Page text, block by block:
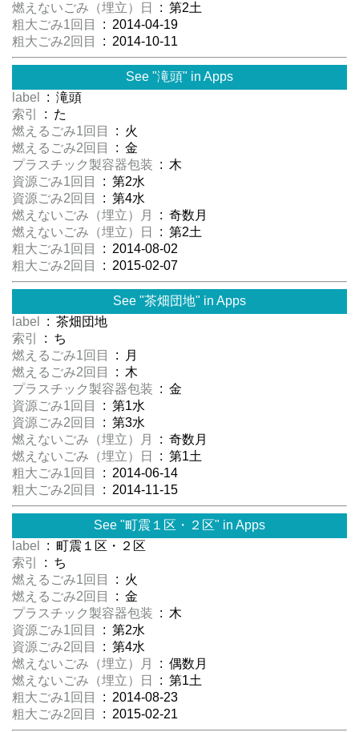
燃えないごみ（埋立）日
: 第2土
粗大ごみ1回目
: 2014-04-19
粗大ごみ2回目
: 2014-10-11
See "滝頭" in Apps
label
: 滝頭
索引
: た
燃えるごみ1回目
: 火
燃えるごみ2回目
: 金
プラスチック製容器包装 : 木
資源ごみ1回目
: 第2水
資源ごみ2回目
: 第4水
燃えないごみ（埋立）月
: 奇数月
燃えないごみ（埋立）日
: 第2土
粗大ごみ1回目
: 2014-08-02
粗大ごみ2回目
: 2015-02-07
See "茶畑団地" in Apps
label
: 茶畑団地
索引
: ち
燃えるごみ1回目
: 月
燃えるごみ2回目
: 木
プラスチック製容器包装 : 金
資源ごみ1回目
: 第1水
資源ごみ2回目
: 第3水
燃えないごみ（埋立）月
: 奇数月
燃えないごみ（埋立）日
: 第1土
粗大ごみ1回目
: 2014-06-14
粗大ごみ2回目
: 2014-11-15
See "町震１区・２区" in Apps
label
: 町震１区・２区
索引
: ち
燃えるごみ1回目
: 火
燃えるごみ2回目
: 金
プラスチック製容器包装 : 木
資源ごみ1回目
: 第2水
資源ごみ2回目
: 第4水
燃えないごみ（埋立）月
: 偶数月
燃えないごみ（埋立）日
: 第1土
粗大ごみ1回目
: 2014-08-23
粗大ごみ2回目
: 2015-02-21